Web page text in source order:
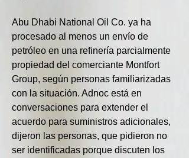
Abu Dhabi National Oil Co. ya ha
procesado al menos un envío de
petróleo en una refinería parcialmente
propiedad del comerciante Montfort
Group, según personas familiarizadas
con la situación. Adnoc está en
conversaciones para extender el
acuerdo para suministros adicionales,
dijeron las personas, que pidieron no
ser identificadas porque discuten los